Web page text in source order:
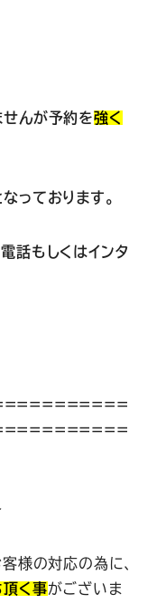
んが予約を強く
っております。
話もしくはインタ
様の対応の為に、
頂く事がございま